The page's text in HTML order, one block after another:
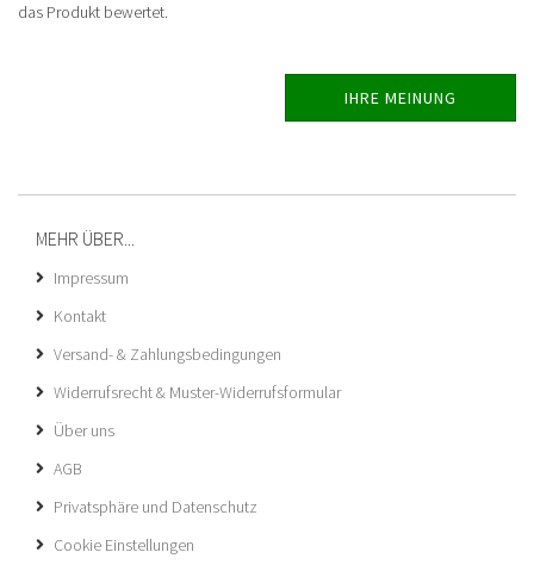
das Produkt bewertet.
IHRE MEINUNG
MEHR ÜBER...
Impressum
Kontakt
Versand- & Zahlungsbedingungen
Widerrufsrecht & Muster-Widerrufsformular
Über uns
AGB
Privatsphäre und Datenschutz
Cookie Einstellungen